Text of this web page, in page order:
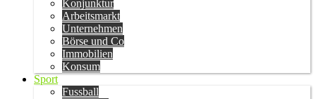
Konjunktur
Arbeitsmarkt
Unternehmen
Börse und Co
Immobilien
Konsum
Sport
Fussball